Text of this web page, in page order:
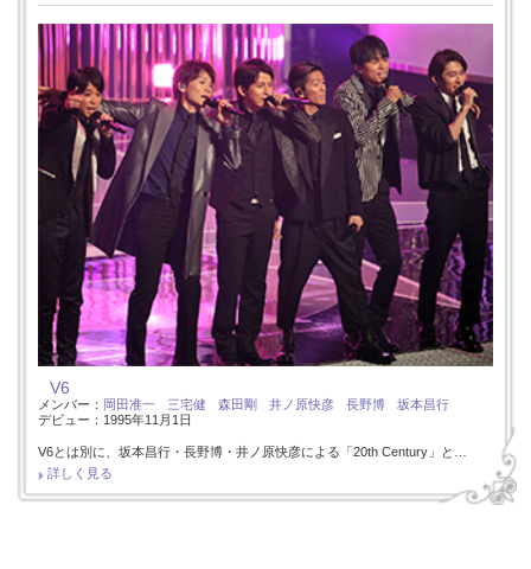
V6
メンバー： 岡田准一 三宅健 森田剛 井ノ原快彦 長野博
坂本昌行
デビュー：1995年11月1日
V6とは別に、坂本昌行・長野博・井ノ原快彦による「20th Century」と…
詳しく見る